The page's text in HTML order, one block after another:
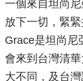
一個來自坦尚
放下一切，緊緊
​Grace是坦尚尼
會來到台灣清
大不同，及台灣